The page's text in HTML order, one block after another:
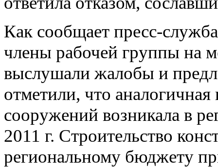
Как сообщает пресс-
члены рабочей группы на
выслушали жалобы и
отметили, что
сооружений возникала в
2011 г. Строительство
региональному бюджету